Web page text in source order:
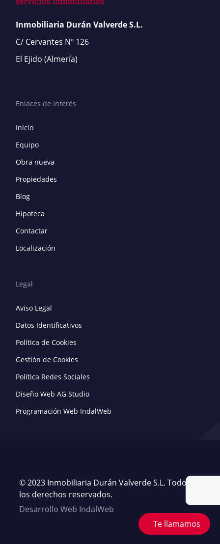
Inmobiliaria Durán Valverde S.L.
C/ Cervantes Nº 126
El Ejido (Almería)
Enlaces de interés
Inicio
Equipo
Obra nueva
Propiedades
Blog
Hipoteca
Contactar
Localización
Legal
Aviso Legal
Datos Identificativos
Política de Cookies
Gestión de Cookies
Política Redes Sociales
Diseño Web AG Studio
Programación Web IndalWeb
© 2023 Inmobiliaria Durán Valverde S.L. Todos
los derechos reservados.
Desarrollo Web IndalWeb
Te llamamos